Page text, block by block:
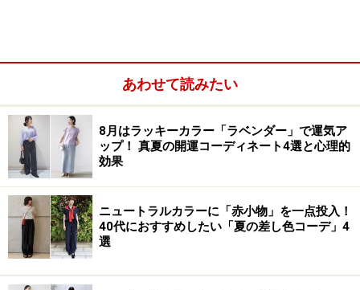
小物は、パールのアクセサリーとコサージュをつけるの
が一般的で、特にコサージュは、服の色や素材との組み
合わせ方が重要になってきます。今回は、卒入式の服装
とコサージュのカラーコーディネートを見ていきましょ
う。
卒園・卒業式のコサージュの色は？
あわせて読みたい
8月はラッキーカラー「ラベンダー」で運気ア
ップ！ 真夏の開運コーディネート4選と心理的
効果
ニュートラルカラーに「赤小物」を一点投入！
40代におすすめしたい「夏の差し色コーデ」4
選